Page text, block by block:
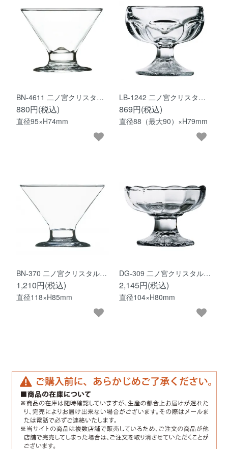
BN-4611 二ノ宮クリスタ…
880円(税込)
直径95×H74mm
LB-1242 二ノ宮クリスタ…
869円(税込)
直径88（最大90）×H79mm
BN-370 二ノ宮クリスタル…
1,210円(税込)
直径118×H85mm
DG-309 二ノ宮クリスタル…
2,145円(税込)
直径104×H80mm